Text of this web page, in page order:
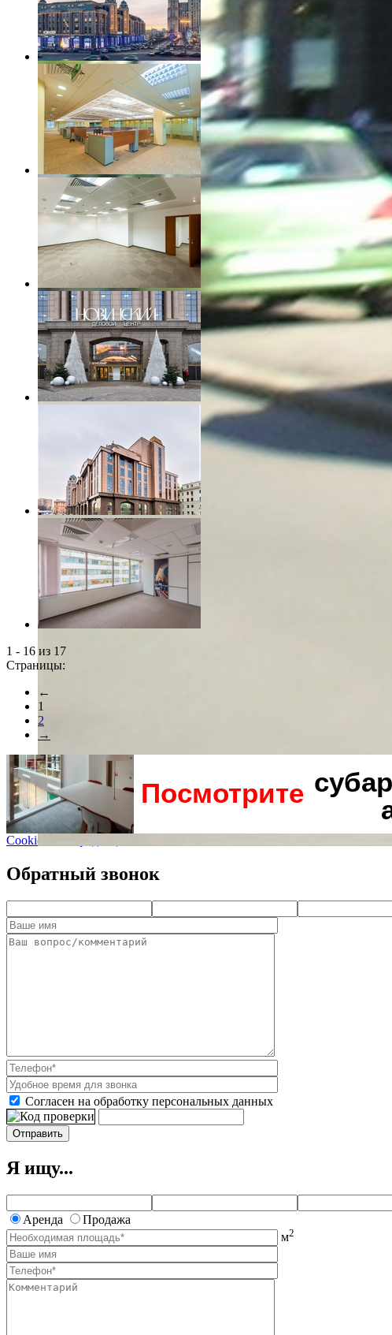
1 - 16 из 17
Страницы:
←
1
2
→
Посмотрите
Cookie и Конфиденциальность
Обратный звонок
Согласен на обработку персональных данных
Я ищу...
Аренда
Продажа
м2